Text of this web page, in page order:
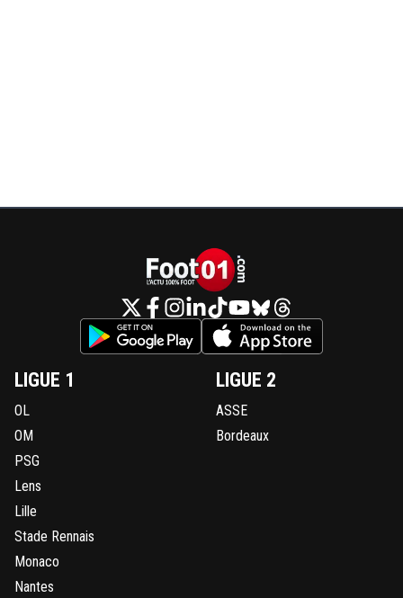
LIGUE 1
OL
OM
PSG
Lens
Lille
Stade Rennais
Monaco
Nantes
LIGUE 2
ASSE
Bordeaux